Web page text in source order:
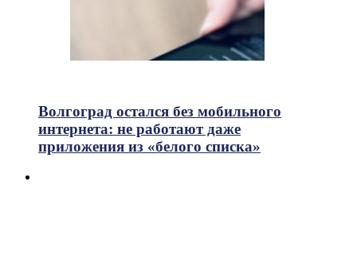
Волгоград остался без мобильного
интернета: не работают даже
приложения из «белого списка»